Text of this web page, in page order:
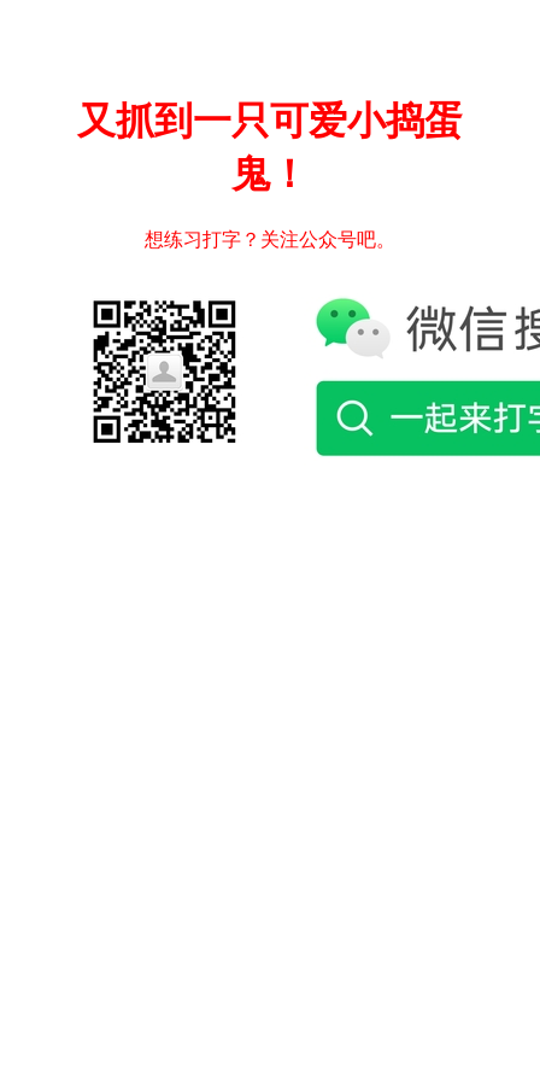
又抓到一只可爱小捣蛋
鬼！
想练习打字？关注公众号吧。